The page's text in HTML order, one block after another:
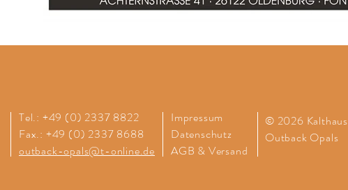
Tel.: +49 (0) 2337 8822
Fax.: +49 (0) 2337 8688
outback-opals@t-online.de
Impressum
Datenschutz
AGB & Versand
© 2026 Kalthaus
Outback Opals